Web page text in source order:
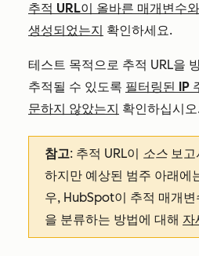
추적 URL이 올바른 매개변수와
생성되었는지 확인하세요.
테스트 목적으로 추적 URL을
추적될 수 있도록 필터링된 IP
문하지 않았는지 확인하십시
참고: 추적 URL이 소스 보고
하지만 예상된 범주 아래에
우, HubSpot이 추적 매개
을 분류하는 방법에 대해 자